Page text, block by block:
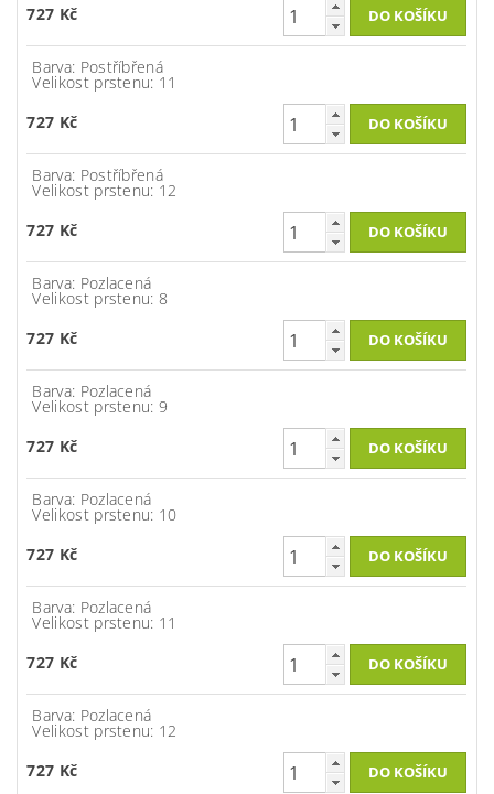
727 Kč
Barva: Postříbřená
Velikost prstenu: 11
727 Kč
Barva: Postříbřená
Velikost prstenu: 12
727 Kč
Barva: Pozlacená
Velikost prstenu: 8
727 Kč
Barva: Pozlacená
Velikost prstenu: 9
727 Kč
Barva: Pozlacená
Velikost prstenu: 10
727 Kč
Barva: Pozlacená
Velikost prstenu: 11
727 Kč
Barva: Pozlacená
Velikost prstenu: 12
727 Kč